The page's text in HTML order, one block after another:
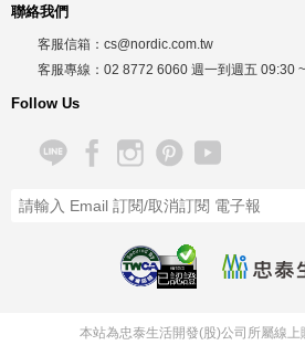
聯絡我們
客服信箱： cs@nordic.com.tw
客服專線： 02 8772 6060 週一到週五 09:30
Follow Us
已認證
本站為忠泰生活開發(股)公司所屬線上